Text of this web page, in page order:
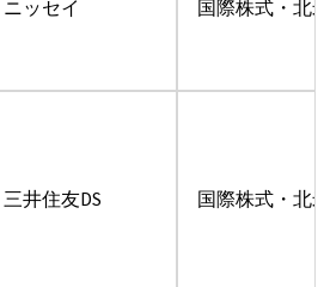
ニッセイ 国際株式・北
三井住友DS 国際株式・北